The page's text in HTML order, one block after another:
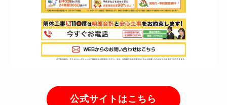
公式サイトはこちら